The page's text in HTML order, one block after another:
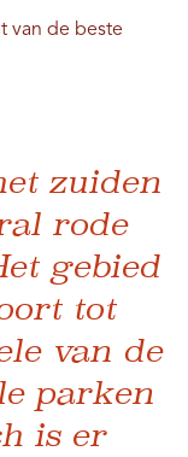
van de beste
zuiden
rode
gebied
tot
van de
parken
is er